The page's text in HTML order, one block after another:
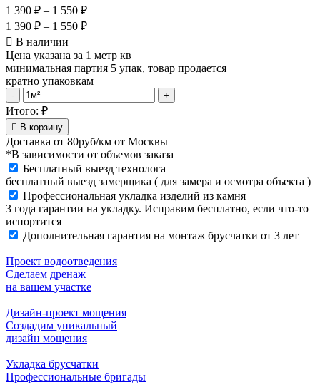
1 390 ₽ – 1 550 ₽
1 390 ₽ – 1 550 ₽
В наличии
Цена указана за 1 метр кв
минимальная партия 5 упак, товар продается
кратно упаковкам
Облицовочный
камень
ЛОНДОН
БРИК
304-
10
quantity
- +
Итого: ₽
В корзину
Доставка от 80руб/км от Москвы
*В зависимости от объемов заказа
Бесплатный выезд технолога
бесплатный выезд замерщика ( для замера и осмотра объекта )
Профессиональная укладка изделий из камня
3 года гарантии на укладку. Исправим бесплатно, если что-то
испортится
Дополнительная гарантия на монтаж брусчатки от 3 лет
Проект водоотведения
Сделаем дренаж
на вашем участке
Дизайн-проект мощения
Создадим уникальный
дизайн мощения
Укладка брусчатки
Профессиональные бригады